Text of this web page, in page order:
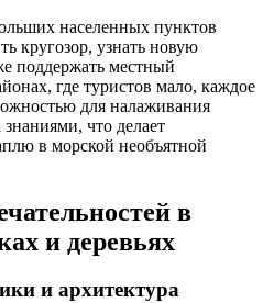
населенных пунктов
кругозор, узнать новую
поддержать местный
где туристов мало, каждое
для налаживания
что делает
в морской необъятной
в
и деревьях
и архитектура